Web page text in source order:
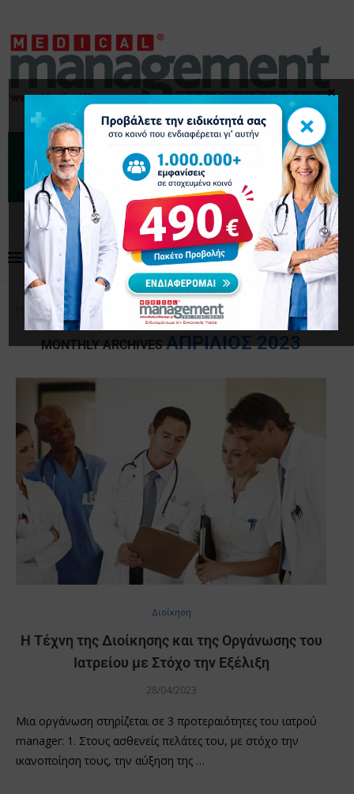
Home Archives
MONTHLY ARCHIVESΑΠΡΊΛΙΟΣ 2023
Διοίκηση
Η Τέχνη της Διοίκησης και της Οργάνωσης του
Ιατρείου με Στόχο την Εξέλιξη
28/04/2023
Μια οργάνωση στηρίζεται σε 3 προτεραιότητες του ιατρού
manager: 1. Στους ασθενείς πελάτες του, με στόχο την
ικανοποίηση τους, την αύξηση της …
×
×